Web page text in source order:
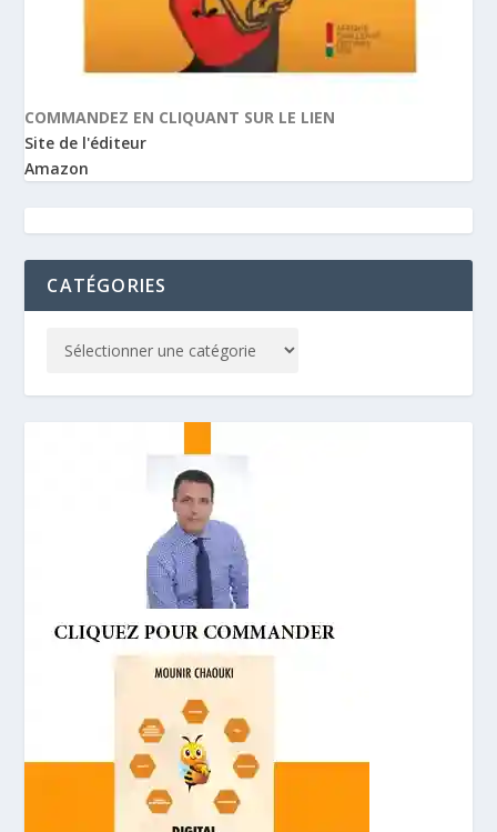
COMMANDEZ EN CLIQUANT SUR LE LIEN
Site de l'éditeur
Amazon
CATÉGORIES